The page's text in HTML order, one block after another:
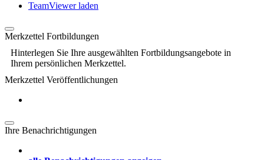
TeamViewer laden
Merkzettel Fortbildungen
Hinterlegen Sie Ihre ausgewählten Fortbildungsangebote in
Ihrem persönlichen Merkzettel.
Merkzettel Veröffentlichungen
Ihre Benachrichtigungen